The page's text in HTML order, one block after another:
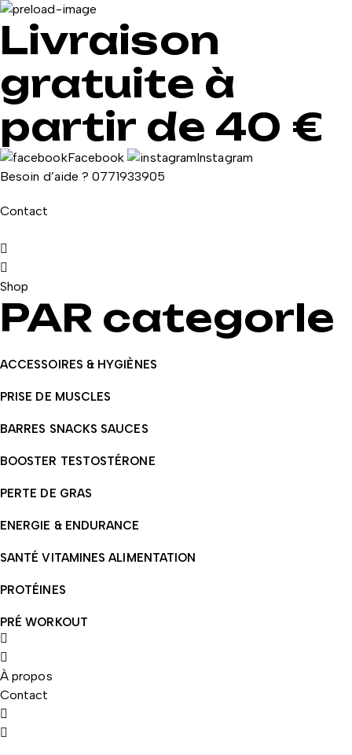
Livraison
gratuite à
partir de 40 €
Facebook
Instagram
Besoin d’aide ?0771933905
Contact
Shop
PAR categorIe
ACCESSOIRES & HYGIÈNES
PRISE DE MUSCLES
BARRES SNACKS SAUCES
BOOSTER TESTOSTÉRONE
PERTE DE GRAS
ENERGIE & ENDURANCE
SANTÉ VITAMINES ALIMENTATION
PROTÉINES
PRÉ WORKOUT
À propos
Contact